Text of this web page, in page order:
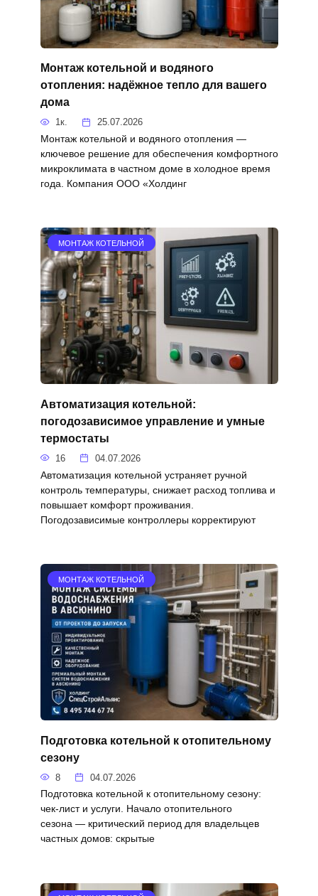
Монтаж котельной и водяного
отопления: надёжное тепло для вашего
дома
1к. 25.07.2026
Монтаж котельной и водяного отопления —
ключевое решение для обеспечения комфортного
микроклимата в частном доме в холодное время
года. Компания ООО «Холдинг
МОНТАЖ КОТЕЛЬНОЙ
Автоматизация котельной:
погодозависимое управление и умные
термостаты
16 04.07.2026
Автоматизация котельной устраняет ручной
контроль температуры, снижает расход топлива и
повышает комфорт проживания.
Погодозависимые контроллеры корректируют
МОНТАЖ КОТЕЛЬНОЙ
Подготовка котельной к отопительному
сезону
8 04.07.2026
Подготовка котельной к отопительному сезону:
чек‑лист и услуги. Начало отопительного
сезона — критический период для владельцев
частных домов: скрытые